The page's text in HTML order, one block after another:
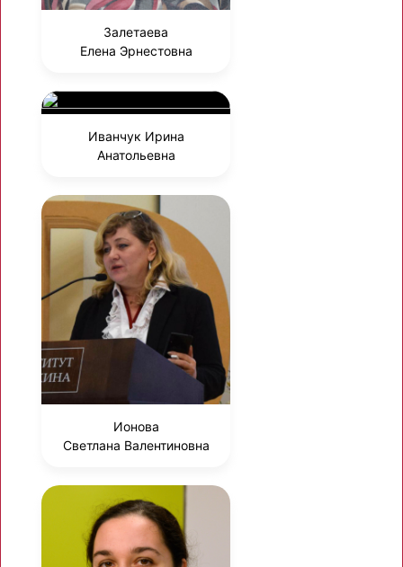
Залетаева
Елена Эрнестовна
Иванчук Ирина
Анатольевна
Ионова
Светлана Валентиновна